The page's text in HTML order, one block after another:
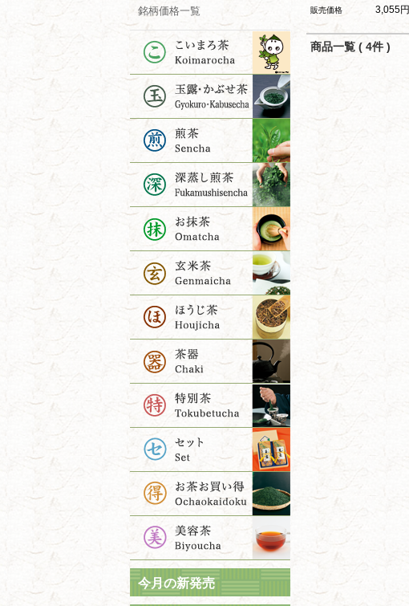
銘柄価格一覧
今月の新発売
販売価格 3,055円
商品一覧 ( 4件 )